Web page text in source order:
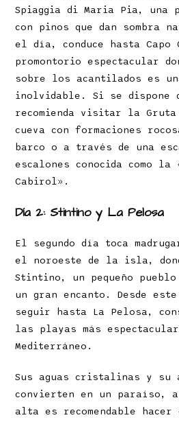
Spiaggia di Maria Pia, una
con pinos que dan sombra
el día, conduce hasta Capo
promontorio espectacular
sobre los acantilados es
inolvidable. Si se dispone
recomienda visitar la Gruta
cueva con formaciones
barco o a través de una
escalones conocida como la
Cabirol».
Día 2: Stintino y La Pelosa
El segundo día toca
el noroeste de la isla,
Stintino, un pequeño pueblo
un gran encanto. Desde
seguir hasta La Pelosa,
las playas más
Mediterráneo.
Sus aguas cristalinas y su
convierten en un paraíso,
alta es recomendable hacer